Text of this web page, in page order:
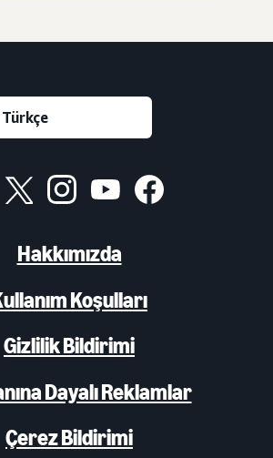
Hakkımızda
Koşulları
Gizlilik Bildirimi
Dayalı Reklamlar
Çerez Bildirimi